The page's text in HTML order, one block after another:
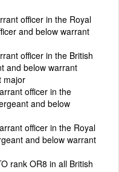
officer in the Royal
and below warrant
officer in the British
and below warrant
major
officer in the
and below
officer in the Royal
and below warrant
rank OR8 in all British